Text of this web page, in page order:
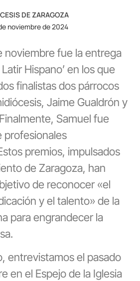
DE ZARAGOZA
noviembre de 2024
noviembre fue la entrega
Hispano’ en los que
finalistas dos párrocos
Jaime Gualdrón y
Samuel fue
profesionales
premios, impulsados
de Zaragoza, han
de reconocer «el
y el talento» de la
para engrandecer la
entrevistamos el pasado
en el Espejo de la Iglesia